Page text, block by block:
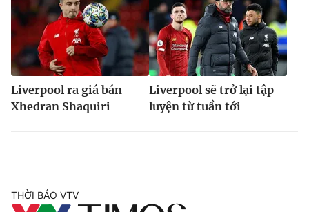
Liverpool ra giá bán
Xhedran Shaquiri
Liverpool sẽ trở lại tập
luyện từ tuần tới
THỜI BÁO VTV